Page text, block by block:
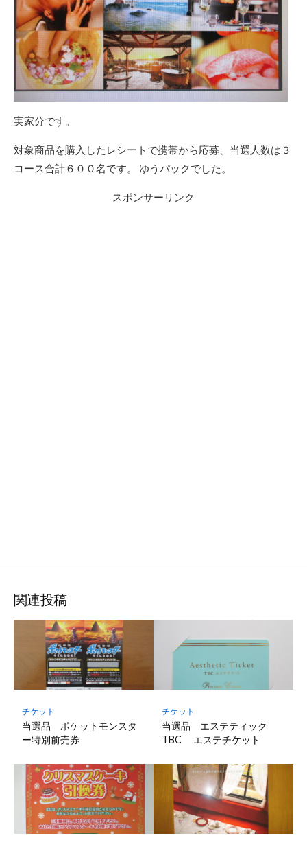
実家分です。
対象商品を購入したレシートで携帯から応募、当選人数は３
コース合計６００名です。 ゆうパックでした。
スポンサーリンク
関連投稿
チケット
当選品 ポケットモンスタ
ー特別前売券
チケット
当選品 エステティック
TBC エステチケット